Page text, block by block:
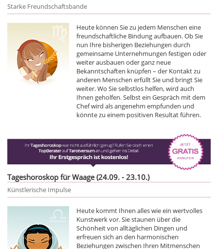
Starke Freundschaftsbande
Heute können Sie zu jedem Menschen eine
freundschaftliche Bindung aufbauen. Ob Sie
nun Ihre bisherigen Beziehungen durch
gemeinsame Unternehmungen festigen oder
weiter ausbauen oder ganz neue
Bekanntschaften knüpfen – der Kontakt zu
anderen Menschen erfüllt Sie und bringt Sie
weiter. Wo Sie selbstlos helfen, wird auch
Ihnen geholfen. Selbst ein Gespräch mit dem
Chef wird als angenehm empfunden und
könnte zu einem positiven Resultat führen.
Tageshoroskop für Waage (24.09. - 23.10.)
Künstlerische Impulse
Heute kommt Ihnen alles wie ein wertvolles
Kunstwerk vor. Sie staunen über die
Schönheit von alltäglichen Dingen und
erfreuen sich an den harmonischen
Beziehungen zwischen Ihren Mitmenschen